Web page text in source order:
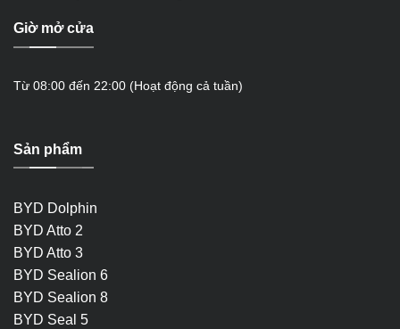
Giờ mở cửa
Từ 08:00 đến 22:00 (Hoạt động cả tuần)
Sản phẩm
BYD Dolphin
BYD Atto 2
BYD Atto 3
BYD Sealion 6
BYD Sealion 8
BYD Seal 5